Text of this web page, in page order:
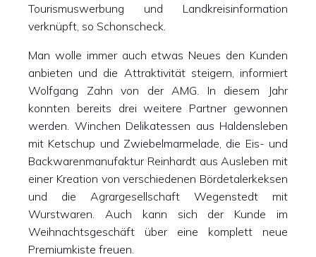
Tourismuswerbung und Landkreisinformation
verknüpft, so Schonscheck.
Man wolle immer auch etwas Neues den Kunden
anbieten und die Attraktivität steigern, informiert
Wolfgang Zahn von der AMG. In diesem Jahr
konnten bereits drei weitere Partner gewonnen
werden. Winchen Delikatessen aus Haldensleben
mit Ketschup und Zwiebelmarmelade, die Eis- und
Backwarenmanufaktur Reinhardt aus Ausleben mit
einer Kreation von verschiedenen Bördetalerkeksen
und die Agrargesellschaft Wegenstedt mit
Wurstwaren. Auch kann sich der Kunde im
Weihnachtsgeschäft über eine komplett neue
Premiumkiste freuen.